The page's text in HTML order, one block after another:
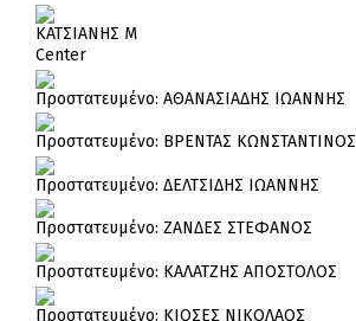
ΚΑΤΣΙΑΝΗΣ Μ
Center
Πρoστατευμένο: ΑΘΑΝΑΣΙΑΔΗΣ ΙΩΑΝΝΗΣ
Πρoστατευμένο: ΒΡΕΝΤΑΣ ΚΩΝΣΤΑΝΤΙΝΟΣ
Πρoστατευμένο: ΔΕΛΤΣΙΔΗΣ ΙΩΑΝΝΗΣ
Πρoστατευμένο: ΖΑΝΔΕΣ ΣΤΕΦΑΝΟΣ
Πρoστατευμένο: ΚΑΛΑΤΖΗΣ ΑΠΟΣΤΟΛΟΣ
Πρoστατευμένο: ΚΙΟΣΕΣ ΝΙΚΟΛΑΟΣ